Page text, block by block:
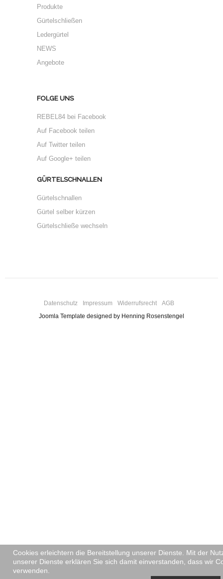
Produkte
Gürtelschließen
Ledergürtel
NEWS
Angebote
FOLGE UNS
REBEL84 bei Facebook
Auf Facebook teilen
Auf Twitter teilen
Auf Google+ teilen
GÜRTELSCHNALLEN
Gürtelschnallen
Gürtel selber kürzen
Gürtelschließe wechseln
Datenschutz Impressum Widerrufsrecht
AGB
Joomla Template designed by Henning Rosenstengel
Cookies erleichtern die Bereitstellung unserer Dienste. Mit der
unserer Dienste erklären Sie sich damit einverstanden, dass wir
verwenden.